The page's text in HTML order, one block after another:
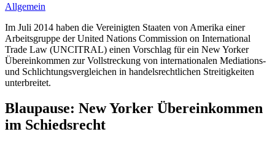
Allgemein
Im Juli 2014 haben die Vereinigten Staaten von Amerika einer
Arbeitsgruppe der United Nations Commission on International
Trade Law (UNCITRAL) einen Vorschlag für ein New Yorker
Übereinkommen zur Vollstreckung von internationalen Mediations-
und Schlichtungsvergleichen in handelsrechtlichen Streitigkeiten
unterbreitet.
Blaupause: New Yorker Übereinkommen
im Schiedsrecht